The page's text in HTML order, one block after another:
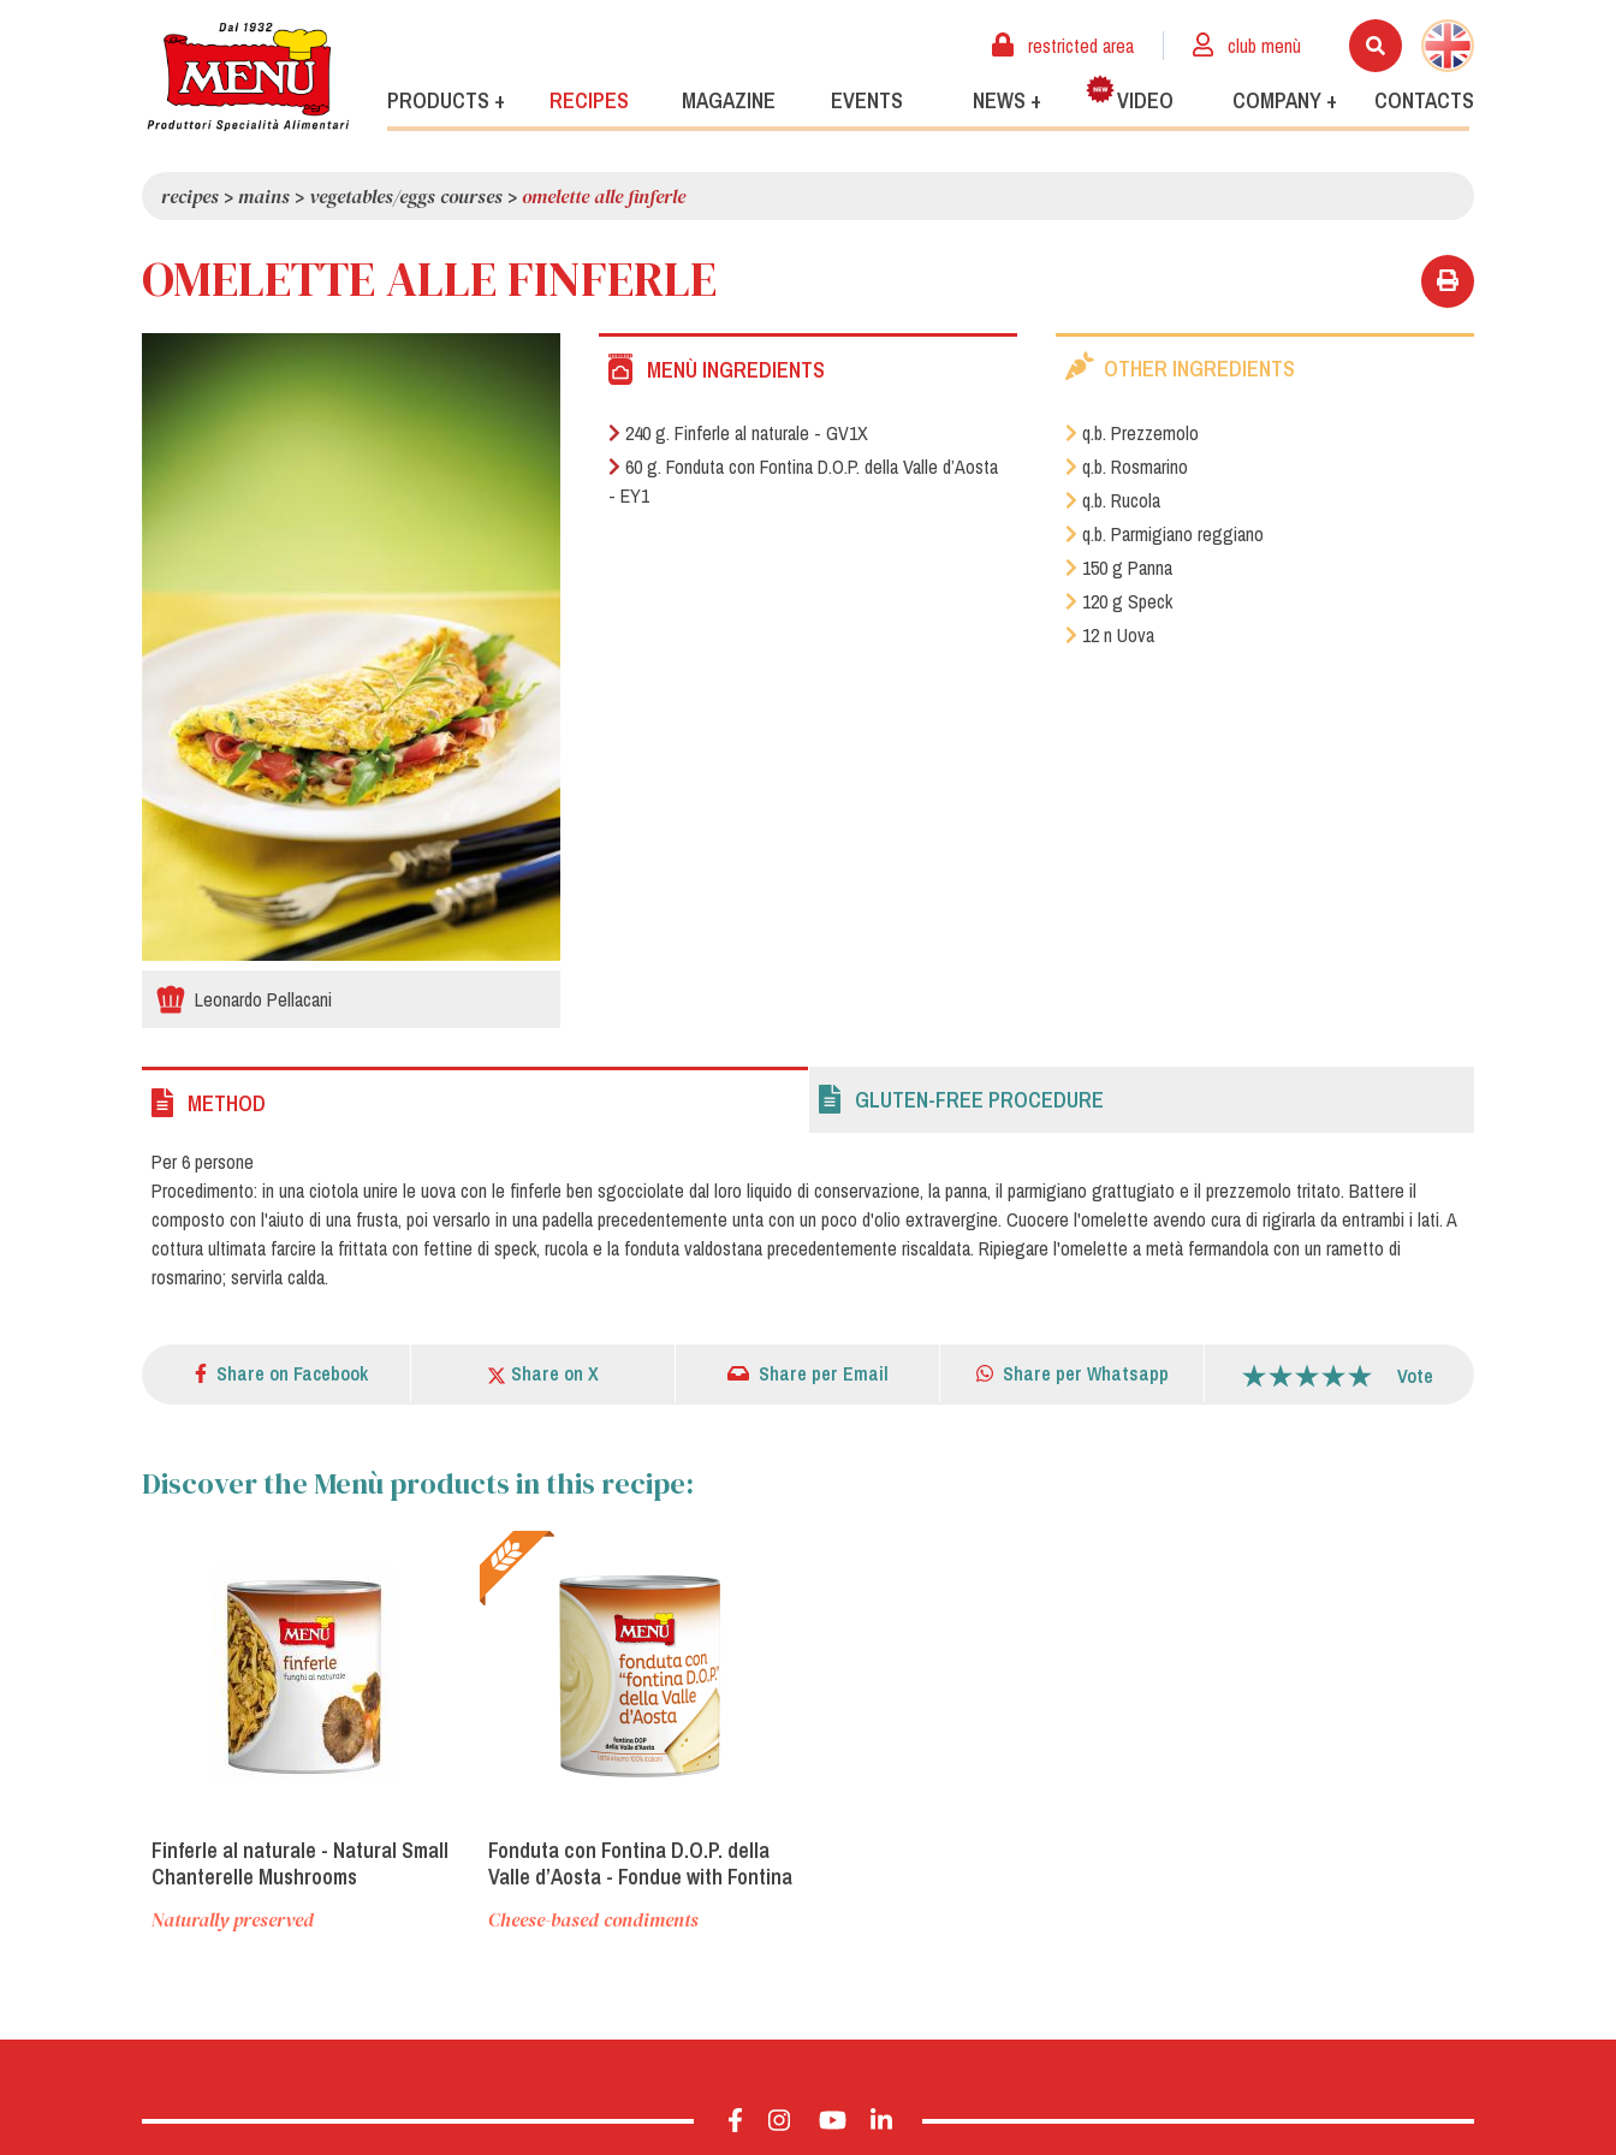
restricted area club menù
PRODUCTS + RECIPES MAGAZINE EVENTS NEWS + VIDEO COMPANY + CONTACTS
recipes >mains > vegetables/eggs courses >omelette alle finferle
OMELETTE ALLE FINFERLE
Leonardo Pellacani
MENÙ INGREDIENTS
240 g. Finferle al naturale - GV1X
60 g. Fonduta con Fontina D.O.P. della Valle d’Aosta
- EY1
OTHER INGREDIENTS
q.b. Prezzemolo
q.b. Rosmarino
q.b. Rucola
q.b. Parmigiano reggiano
150 g Panna
120 g Speck
12 n Uova
METHOD
Per 6 persone
Procedimento: in una ciotola unire le uova con le finferle ben sgocciolate dal loro liquido di conservazione, la panna, il parmigiano grattugiato e il prezzemolo tritato. Battere il
composto con l'aiuto di una frusta, poi versarlo in una padella precedentemente unta con un poco d'olio extravergine. Cuocere l'omelette avendo cura di rigirarla da entrambi i lati. A
cottura ultimata farcire la frittata con fettine di speck, rucola e la fonduta valdostana precedentemente riscaldata. Ripiegare l'omelette a metà fermandola con un rametto di
rosmarino; servirla calda.
GLUTEN-FREE PROCEDURE
Share on Facebook Share on X Share per Email Share per Whatsapp Vote
Discover the Menù products in this recipe:
Finferle al naturale - Natural Small
Chanterelle Mushrooms
Naturally preserved
Fonduta con Fontina D.O.P. della
Valle d’Aosta - Fondue with Fontina
Cheese-based condiments